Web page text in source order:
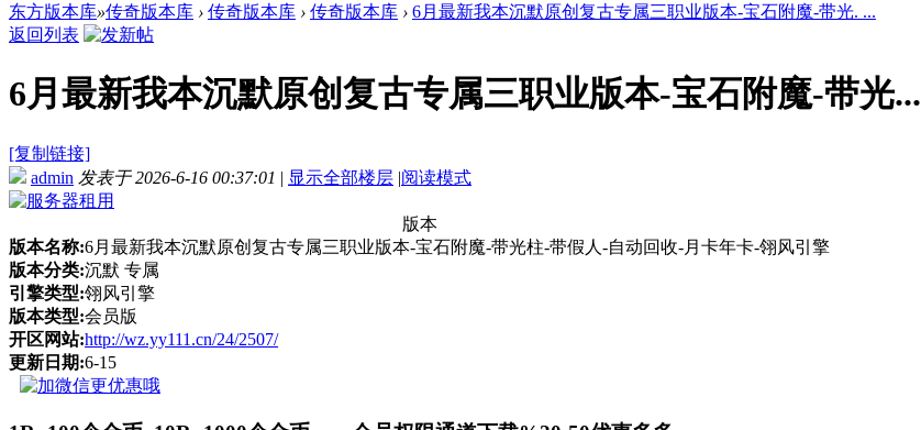
东方版本库»传奇版本库 › 传奇版本库 › 传奇版本库 › 6月最新我本沉默原创复古专属三职业版本-宝石附魔-带光. ...
返回列表
6月最新我本沉默原创复古专属三职业版本-宝石附魔-带光...
[复制链接]
admin 发表于 2026-6-16 00:37:01 | 显示全部楼层 |阅读模式
版本
版本名称:6月最新我本沉默原创复古专属三职业版本-宝石附魔-带光柱-带假人-自动回收-月卡年卡-翎风引擎
版本分类:沉默 专属
引擎类型:翎风引擎
版本类型:会员版
开区网站:http://wz.yy111.cn/24/2507/
更新日期:6-15